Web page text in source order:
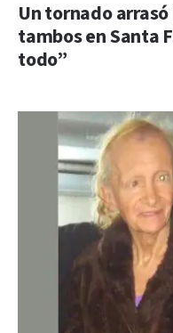
Un tornado
tambos en Santa
todo”